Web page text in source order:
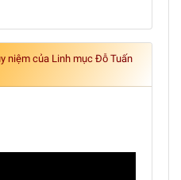
niệm của Linh mục Đỗ Tuấn